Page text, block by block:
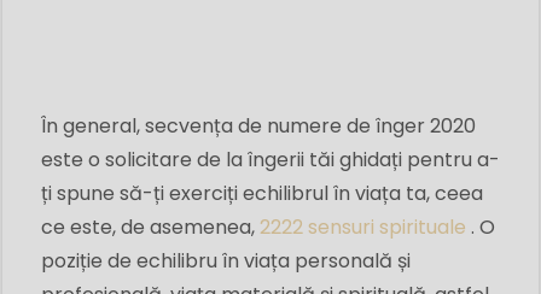
În general, secvența de numere de înger 2020
este o solicitare de la îngerii tăi ghidați pentru a-
ți spune să-ți exerciți echilibrul în viața ta, ceea
ce este, de asemenea,2222 sensuri spirituale . O
poziție de echilibru în viața personală și